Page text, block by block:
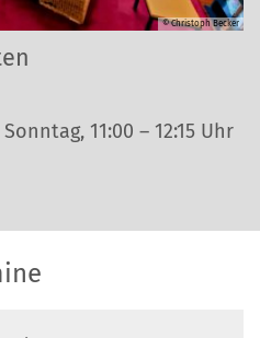
© Christoph Becker
11:00 – 12:15 Uhr